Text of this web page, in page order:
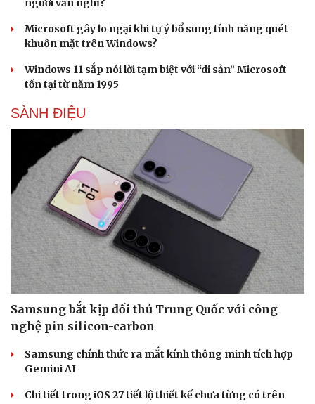
người vẫn nghĩ?
Microsoft gây lo ngại khi tự ý bổ sung tính năng quét
khuôn mặt trên Windows?
Windows 11 sắp nói lời tạm biệt với “di sản” Microsoft
tồn tại từ năm 1995
SÀNH ĐIỆU
Samsung bắt kịp đối thủ Trung Quốc với công
nghệ pin silicon-carbon
Samsung chính thức ra mắt kính thông minh tích hợp
Gemini AI
Chi tiết trong iOS 27 tiết lộ thiết kế chưa từng có trên